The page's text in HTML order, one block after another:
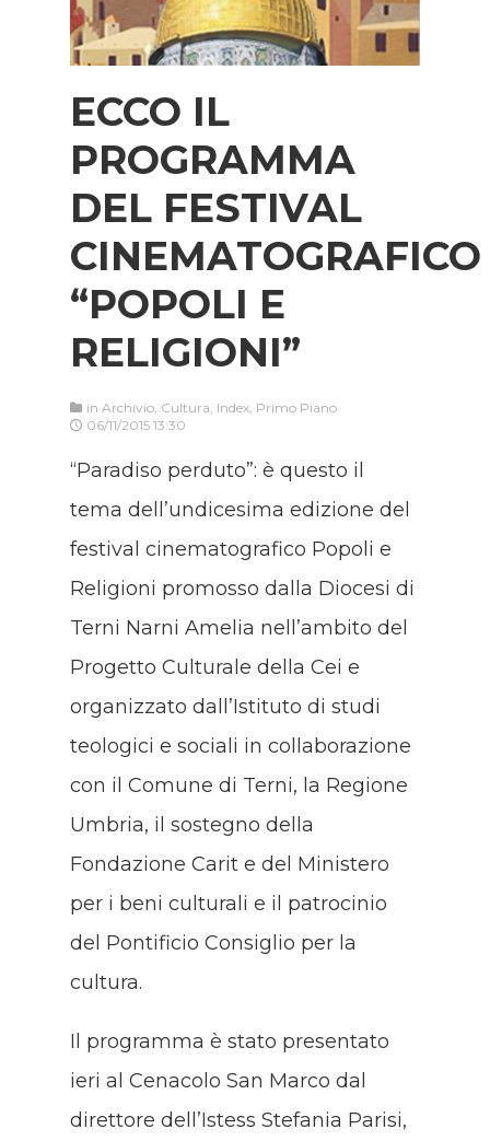
ECCO IL
PROGRAMMA
DEL FESTIVAL
CINEMATOGRAFICO
“POPOLI E
RELIGIONI”
in Archivio, Cultura, Index, Primo Piano
06/11/2015 13:30
“Paradiso perduto”: è questo il
tema dell’undicesima edizione del
festival cinematografico Popoli e
Religioni promosso dalla Diocesi di
Terni Narni Amelia nell’ambito del
Progetto Culturale della Cei e
organizzato dall’Istituto di studi
teologici e sociali in collaborazione
con il Comune di Terni, la Regione
Umbria, il sostegno della
Fondazione Carit e del Ministero
per i beni culturali e il patrocinio
del Pontificio Consiglio per la
cultura.
Il programma è stato presentato
ieri al Cenacolo San Marco dal
direttore dell’Istess Stefania Parisi,